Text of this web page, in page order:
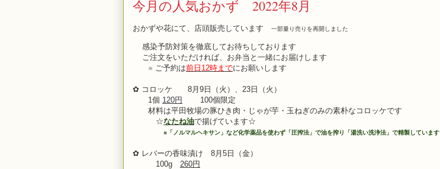
今月の人気おかず 2022年8月
おかずや花にて、店頭販売しています 一部量り売りを再開しました
感染予防対策を徹底してお待ちしております
ご注文をいただければ、お弁当と一緒にお届けします
※ ご予約は前日12時までにお願いします
✿ コロッケ 8月9日（火）、23日（火）
1個 120円
100個限定
材料は平田牧場の豚ひき肉・じゃが芋・玉ねぎのみの素朴なコロッケです
☆なたね油で揚げています☆
※ 「ノルマルヘキサン」など化学薬品を使わず「圧搾法」で油を搾り「湯洗い洗浄法」で精製しています
✿ レバーの香味漬け 8月5日（金）
100g 260円